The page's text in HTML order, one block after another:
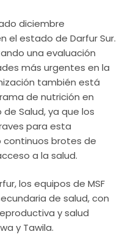
diciembre
el estado de Darfur Sur.
una evaluación
más urgentes en la
también está
de nutrición en
Salud, ya que los
para esta
brotes de
a la salud.
los equipos de MSF
de salud, con
y salud
y Tawila.